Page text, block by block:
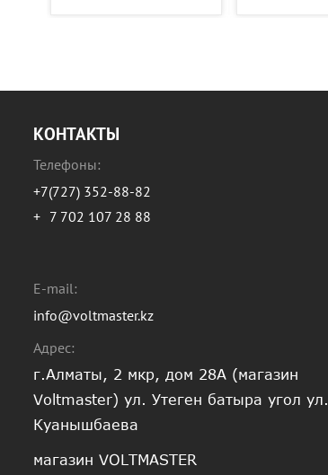
КОНТАКТЫ
Телефоны:
+7(727) 352-88-82
+ 7 702 107 28 88
E-mail:
info@voltmaster.kz
Адрес:
г.Алматы, 2 мкр, дом 28А (магазин
Voltmaster) ул. Утеген батыра угол ул.
Куанышбаева
магазин VOLTMASTER